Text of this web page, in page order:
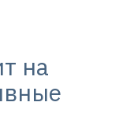
на